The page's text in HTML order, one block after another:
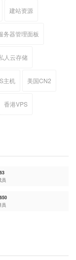
建站资源
务器管理面板
人云存储
主机 美国CN2
香港VPS
员
员